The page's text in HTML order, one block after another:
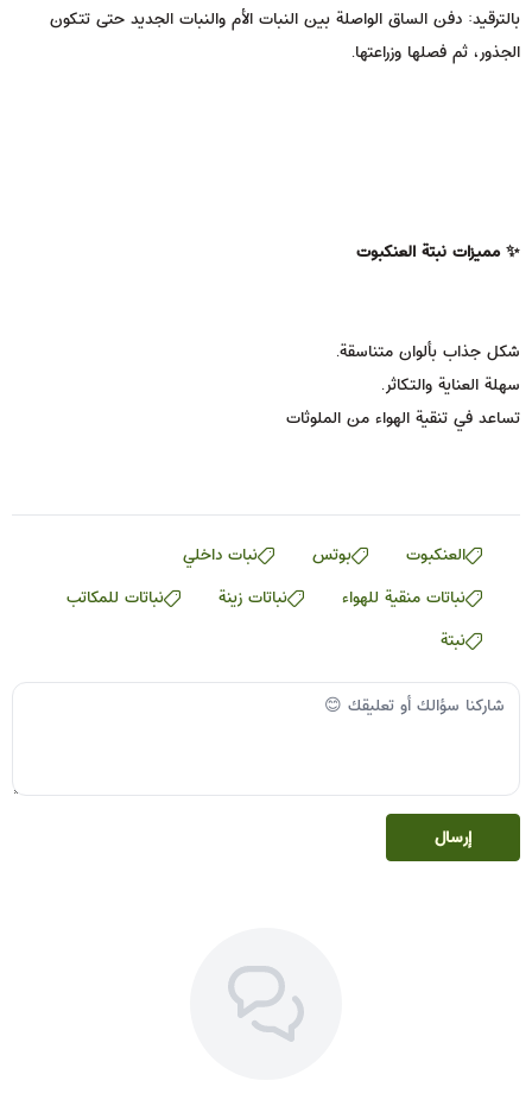
بالترقيد: دفن الساق الواصلة بين النبات الأم والنبات الجديد حتى تتكون
الجذور، ثم فصلها وزراعتها.
✨ مميزات نبتة العنكبوت
شكل جذاب بألوان متناسقة.
سهلة العناية والتكاثر.
تساعد في تنقية الهواء من الملوثات
العنكبوت بوتس
نبات داخلي
نباتات منقية للهواء
نباتات زينة
نباتات للمكاتب
نبتة
إرسال